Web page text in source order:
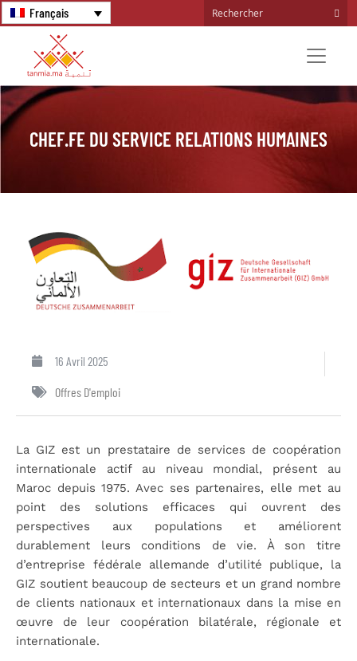
Français
CHEF.FE DU SERVICE RELATIONS HUMAINES
16 Avril 2025
Offres D'emploi
La GIZ est un prestataire de services de coopération
internationale actif au niveau mondial, présent au
Maroc depuis 1975. Avec ses partenaires, elle met au
point des solutions efficaces qui ouvrent des
perspectives aux populations et améliorent
durablement leurs conditions de vie. À son titre
d’entreprise fédérale allemande d’utilité publique, la
GIZ soutient beaucoup de secteurs et un grand nombre
de clients nationaux et internationaux dans la mise en
œuvre de leur coopération bilatérale, régionale et
internationale.